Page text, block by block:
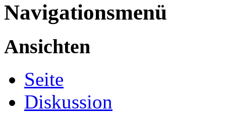
Navigationsmenü
Ansichten
Seite
Diskussion